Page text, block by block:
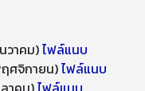
วาคม)ไฟล์แนบ
ศจิกายน)ไฟล์แนบ